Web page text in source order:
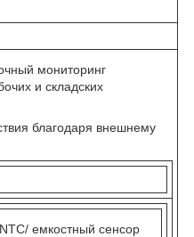
мониторинг
и складских
благодаря внешнему
NTC/ емкостный сенсор